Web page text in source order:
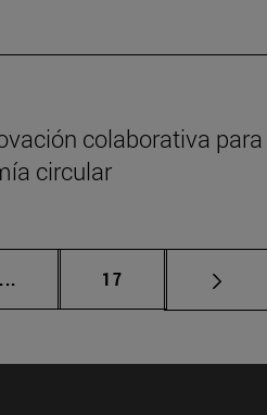
colaborativa para
circular
... Páginas intermedias Use TAB
Página
17